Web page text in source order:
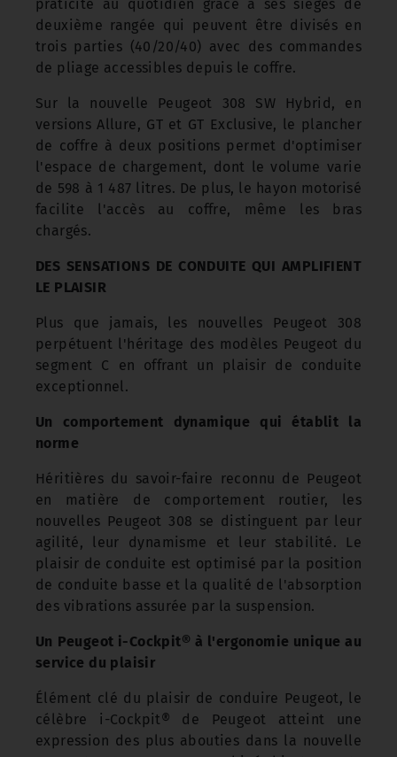
praticité au quotidien grâce à ses sièges de
deuxième rangée qui peuvent être divisés en
trois parties (40/20/40) avec des commandes
de pliage accessibles depuis le coffre.
Sur la nouvelle Peugeot 308 SW Hybrid, en
versions Allure, GT et GT Exclusive, le plancher
de coffre à deux positions permet d'optimiser
l'espace de chargement, dont le volume varie
de 598 à 1 487 litres. De plus, le hayon motorisé
facilite l'accès au coffre, même les bras
chargés.
DES SENSATIONS DE CONDUITE QUI AMPLIFIENT
LE PLAISIR
Plus que jamais, les nouvelles Peugeot 308
perpétuent l'héritage des modèles Peugeot du
segment C en offrant un plaisir de conduite
exceptionnel.
Un comportement dynamique qui établit la
norme
Héritières du savoir-faire reconnu de Peugeot
en matière de comportement routier, les
nouvelles Peugeot 308 se distinguent par leur
agilité, leur dynamisme et leur stabilité. Le
plaisir de conduite est optimisé par la position
de conduite basse et la qualité de l'absorption
des vibrations assurée par la suspension.
Un Peugeot i-Cockpit® à l'ergonomie unique au
service du plaisir
Élément clé du plaisir de conduire Peugeot, le
célèbre i-Cockpit® de Peugeot atteint une
expression des plus abouties dans la nouvelle